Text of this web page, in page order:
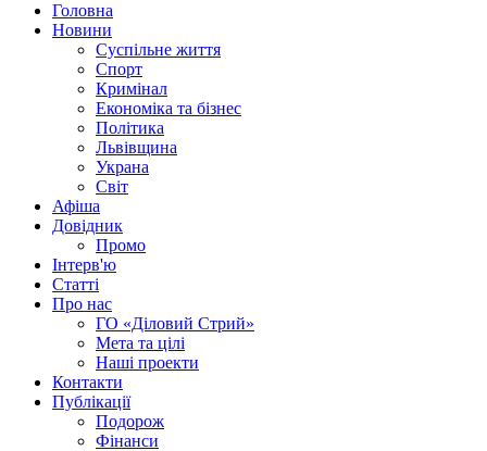
Головна
Новини
Суспільне життя
Спорт
Кримінал
Економіка та бізнес
Політика
Львівщина
Украна
Світ
Афіша
Довідник
Промо
Інтерв'ю
Статті
Про нас
ГО «Діловий Стрий»
Мета та цілі
Наші проекти
Контакти
Публікації
Подорож
Фінанси